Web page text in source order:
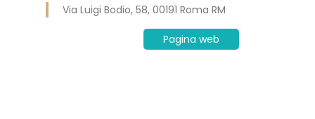
Via Luigi Bodio, 58, 00191 Roma RM
Pagina web